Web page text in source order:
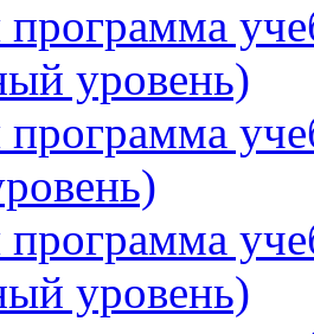
программа
уровень)
программа
программа
уровень)